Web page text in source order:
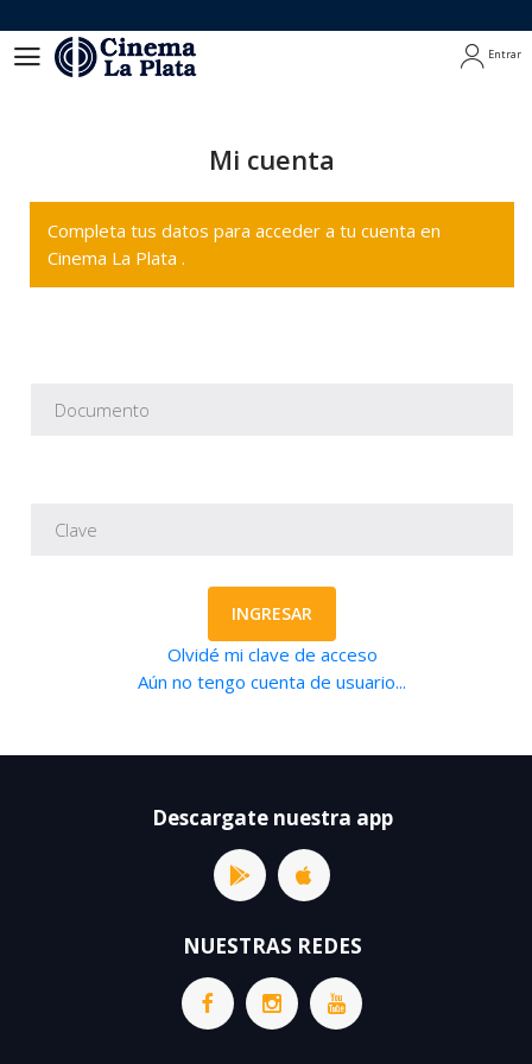
Entrar
Mi cuenta
Completa tus datos para acceder a tu cuenta en
Cinema La Plata .
INGRESAR
Olvidé mi clave de acceso
Aún no tengo cuenta de usuario...
Descargate nuestra app
NUESTRAS REDES